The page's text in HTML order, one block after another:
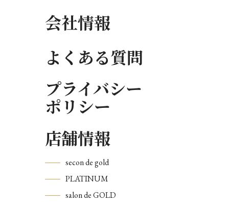
会社情報
よくある質問
プライバシー
ポリシー
店舗情報
secon de gold
PLATINUM
salon de GOLD